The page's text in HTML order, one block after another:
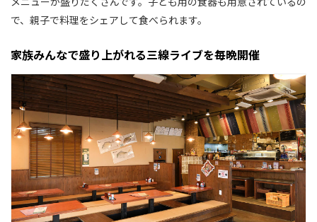
で、親子で料理をシェアして食べられます。
家族みんなで盛り上がれる三線ライブを毎晩開催